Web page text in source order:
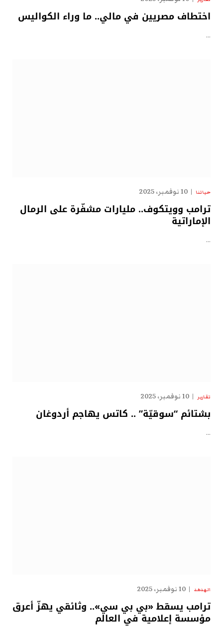
اختطاف مصريين في مالي.. ما وراء الكواليس
…
حياتنا 10 نوفمبر، 2025
ترامب وويتكوف.. مليارات مشفّرة على الرمال
الإماراتية
…
تقارير 10 نوفمبر، 2025
بشتائم “سوقيّة” .. كاتس يهاجم أردوغان
…
الهدهد 10 نوفمبر، 2025
ترامب يسقط «بي بي سي».. وثائقي يهزّ أعرق
مؤسسة إعلامية في العالم